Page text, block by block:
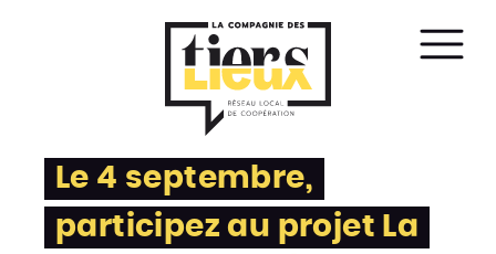
le
Le 4 septembre,
participez au projet La